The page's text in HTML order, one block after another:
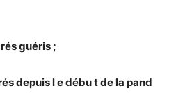
guéris ;
depuis l e débu t de la pand